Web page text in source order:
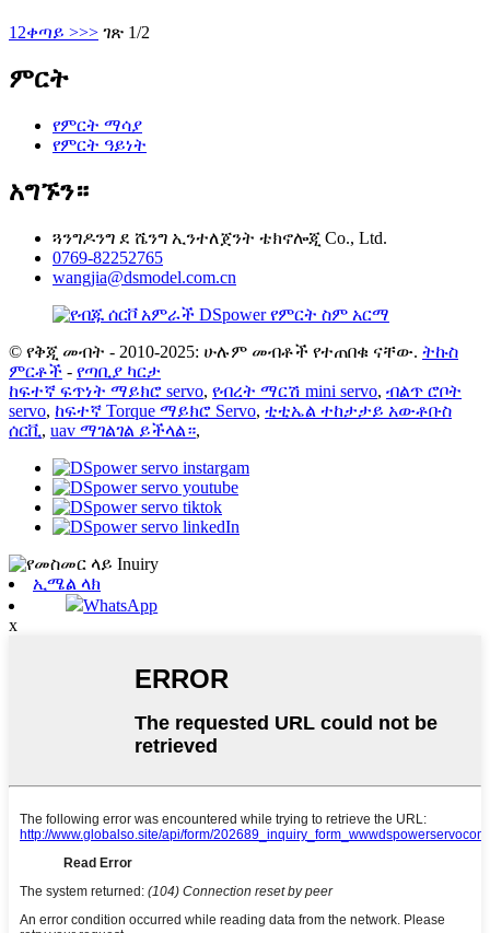
1 2ቀጣይ >>> ገጽ 1/2
ምርት
የምርት ማሳያ
የምርት ዓይነት
አግኙን።
ጓንግዶንግ ደ ሼንግ ኢንተለጀንት ቴክኖሎጂ Co., Ltd.
0769-82252765
wangjia@dsmodel.com.cn
© የቅጂ መብት - 2010-2025: ሁሉም መብቶች የተጠበቁ ናቸው. ትኩስ
ምርቶች - የጣቢያ ካርታ
ከፍተኛ ፍጥነት ማይክሮ servo, የብረት ማርሽ mini servo, ብልጥ ሮቦት
servo, ከፍተኛ Torque ማይክሮ Servo, ቲቲኤል ተከታታይ አውቶቡስ
ሰርቪ, uav ማገልገል ይችላል።,
ኢሜል ላክ
WhatsApp
x